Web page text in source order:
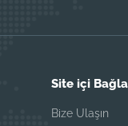
Site içi
Bize Ulaşın